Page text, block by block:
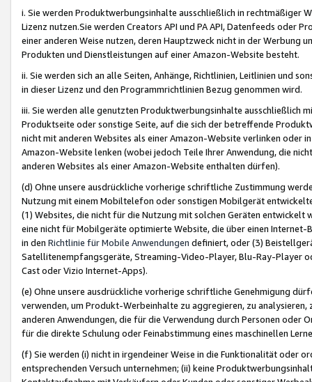
i. Sie werden Produktwerbungsinhalte ausschließlich in rechtmäßiger
Lizenz nutzen.Sie werden Creators API und PA API, Datenfeeds oder
einer anderen Weise nutzen, deren Hauptzweck nicht in der Werbung
Produkten und Dienstleistungen auf einer Amazon-Website besteht.
ii. Sie werden sich an alle Seiten, Anhänge, Richtlinien, Leitlinien und
in dieser Lizenz und den Programmrichtlinien Bezug genommen wird.
iii. Sie werden alle genutzten Produktwerbungsinhalte ausschließlich
Produktseite oder sonstige Seite, auf die sich der betreffende
nicht mit anderen Websites als einer Amazon-Website verlinken oder
Amazon-Website lenken (wobei jedoch Teile Ihrer Anwendung, die
anderen Websites als einer Amazon-Website enthalten dürfen).
(d) Ohne unsere ausdrückliche vorherige schriftliche Zustimmung
Nutzung mit einem Mobiltelefon oder sonstigen Mobilgerät
(1) Websites, die nicht für die Nutzung mit solchen Geräten
eine nicht für Mobilgeräte optimierte Website, die über einen
in den Richtlinie für Mobile Anwendungen definiert, oder (3)
Satellitenempfangsgeräte, Streaming-Video-Player, Blu-Ray-Player
Cast oder Vizio Internet-Apps).
(e) Ohne unsere ausdrückliche vorherige schriftliche Genehmigung
verwenden, um Produkt-Werbeinhalte zu aggregieren, zu
anderen Anwendungen, die für die Verwendung durch Personen
für die direkte Schulung oder Feinabstimmung eines maschinellen
(f) Sie werden (i) nicht in irgendeiner Weise in die Funktionalität oder
entsprechenden Versuch unternehmen; (ii) keine